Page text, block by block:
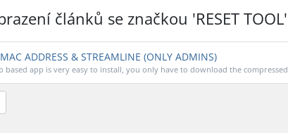
článků se značkou 'RESET TOOL'
MAC ADDRESS & STREAMLINE (ONLY ADMINS)
based app is very easy to install, you only have to download the